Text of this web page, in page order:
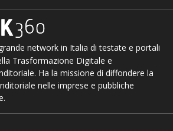
network in Italia di testate e portali
Trasformazione Digitale e
Ha la missione di diffondere la
nelle imprese e pubbliche